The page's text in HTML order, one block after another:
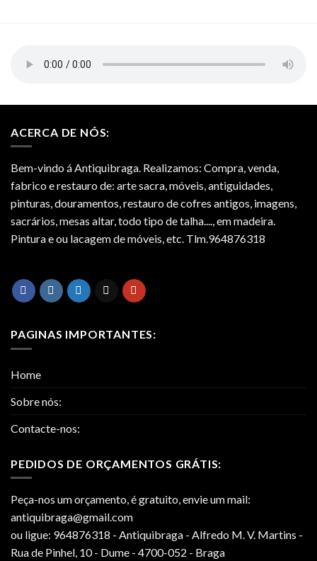
ACERCA DE NÓS:
Bem-vindo á Antiquibraga. Realizamos: Compra, venda,
fabrico e restauro de: arte sacra, móveis, antiguidades,
pinturas, douramentos, restauro de cofres antigos, imagens,
sacrários, mesas altar, todo tipo de talha...., em madeira.
Pintura e ou lacagem de móveis, etc. Tlm.964876318
PAGINAS IMPORTANTES:
Home
Sobre nós:
Contacte-nos:
PEDIDOS DE ORÇAMENTOS GRÁTIS:
Peça-nos um orçamento, é gratuito, envie um mail:
antiquibraga@gmail.com
ou ligue: 964876318 - Antiquibraga - Alfredo M. V. Martins -
Rua de Pinhel, 10 - Dume - 4700-052 - Braga